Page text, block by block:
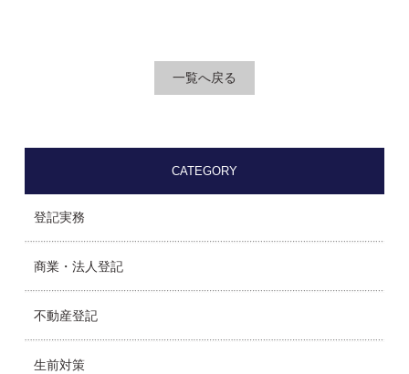
一覧へ戻る
CATEGORY
登記実務
商業・法人登記
不動産登記
生前対策